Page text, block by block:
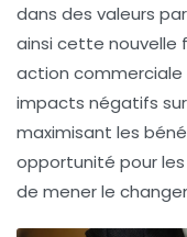
dans des valeurs
ainsi cette nouvelle
action commerciale
impacts négatifs
maximisant les
opportunité pour
de mener le